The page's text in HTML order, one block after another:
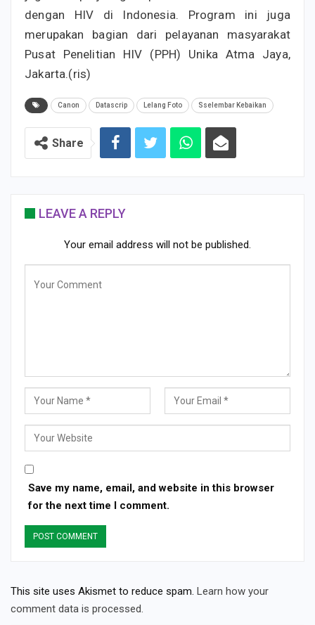
dengan HIV di Indonesia. Program ini juga
merupakan bagian dari pelayanan masyarakat
Pusat Penelitian HIV (PPH) Unika Atma Jaya,
Jakarta.(ris)
Canon Datascrip Lelang Foto Sselembar Kebaikan
Share
LEAVE A REPLY
Your email address will not be published.
Save my name, email, and website in this browser
for the next time I comment.
This site uses Akismet to reduce spam. Learn how your
comment data is processed.